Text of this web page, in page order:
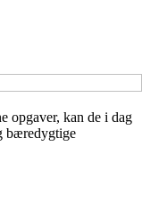
opgaver, kan de i dag
bæredygtige